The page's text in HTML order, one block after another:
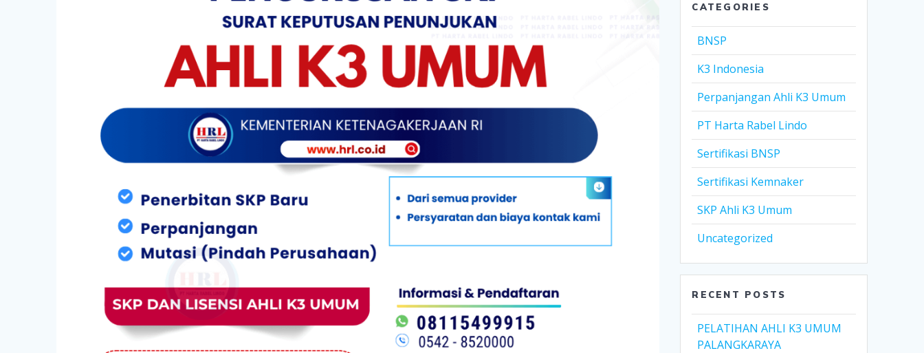
CATEGORIES
BNSP
K3 Indonesia
Perpanjangan Ahli K3 Umum
PT Harta Rabel Lindo
Sertifikasi BNSP
Sertifikasi Kemnaker
SKP Ahli K3 Umum
Uncategorized
RECENT POSTS
PELATIHAN AHLI K3 UMUM
PALANGKARAYA